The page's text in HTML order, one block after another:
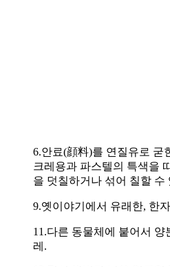
6.안료(顔料)를 연질유로 굳
크레용과 파스텔의 특색을
을 덧칠하거나 섞어 칠할 수
9.옛이야기에서 유래한, 한
11.다른 동물체에 붙어서 양
레.